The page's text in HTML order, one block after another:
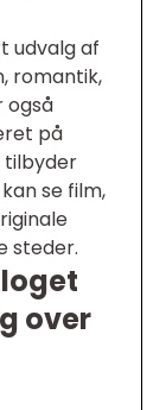
udvalg af
romantik,
også
på
tilbyder
se film,
steder.
over